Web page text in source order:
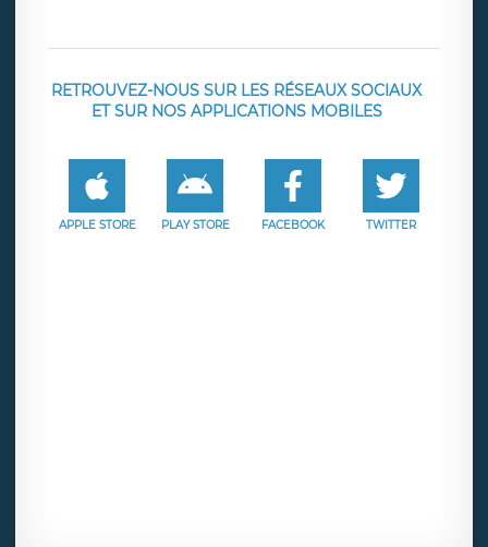
RETROUVEZ-NOUS SUR LES RÉSEAUX SOCIAUX
ET SUR NOS APPLICATIONS MOBILES
APPLE STORE PLAY STORE FACEBOOK TWITTER